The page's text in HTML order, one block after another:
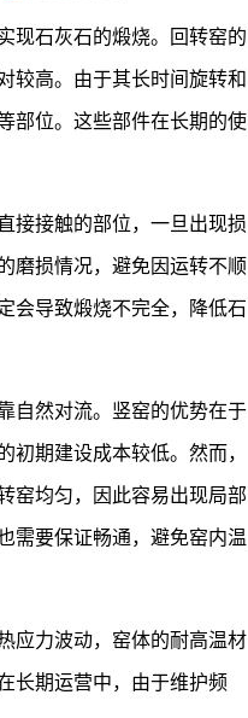
现石灰石的煅烧。回转窑的
较高。由于其长时间旋转和
部位。这些部件在长期的使
接接触的部位，一旦出现损
磨损情况，避免因运转不顺
会导致煅烧不完全，降低石
自然对流。竖窑的优势在于
期建设成本较低。然而，
窑均匀，因此容易出现局部
需要保证畅通，避免窑内温
应力波动，窑体的耐高温材
长期运营中，由于维护频